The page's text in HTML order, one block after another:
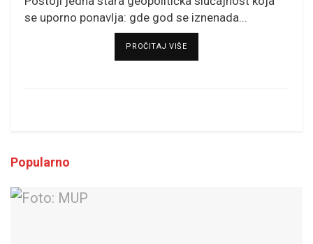
se uporno ponavlja: gde god se iznenada...
PROČITAJ VIŠEDETAILS
Popularno